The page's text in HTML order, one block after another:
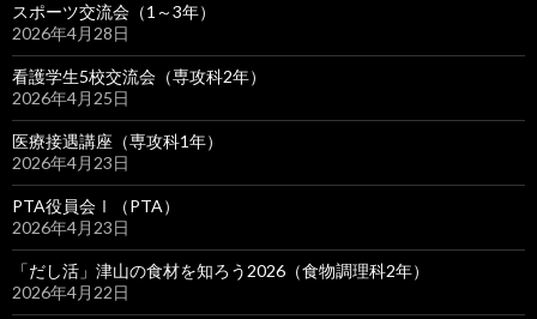
スポーツ交流会（1～3年）
2026年4月28日
看護学生5校交流会（専攻科2年）
2026年4月25日
医療接遇講座（専攻科1年）
2026年4月23日
PTA役員会Ⅰ（PTA）
2026年4月23日
「だし活」津山の食材を知ろう2026（食物調理科2年）
2026年4月22日